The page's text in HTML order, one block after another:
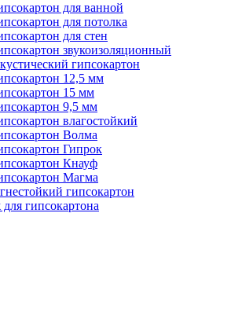
для ванной
для потолка
для стен
звукоизоляционный
гипсокартон
12,5 мм
15 мм
9,5 мм
влагостойкий
Волма
Гипрок
Кнауф
Магма
гипсокартон
гипсокартона